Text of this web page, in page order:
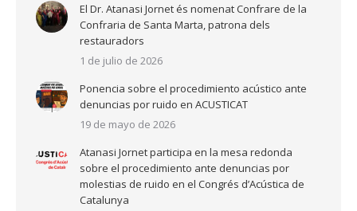
El Dr. Atanasi Jornet és nomenat Confrare de la
Confraria de Santa Marta, patrona dels
restauradors
1 de julio de 2026
Ponencia sobre el procedimiento acústico ante
denuncias por ruido en ACUSTICAT
19 de mayo de 2026
Atanasi Jornet participa en la mesa redonda
sobre el procedimiento ante denuncias por
molestias de ruido en el Congrés d’Acústica de
Catalunya